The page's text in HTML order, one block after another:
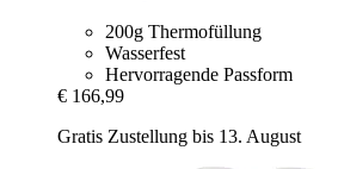
200g Thermofüllung
Wasserfest
Hervorragende Passform
€ 166,99
Gratis Zustellung bis 13. August